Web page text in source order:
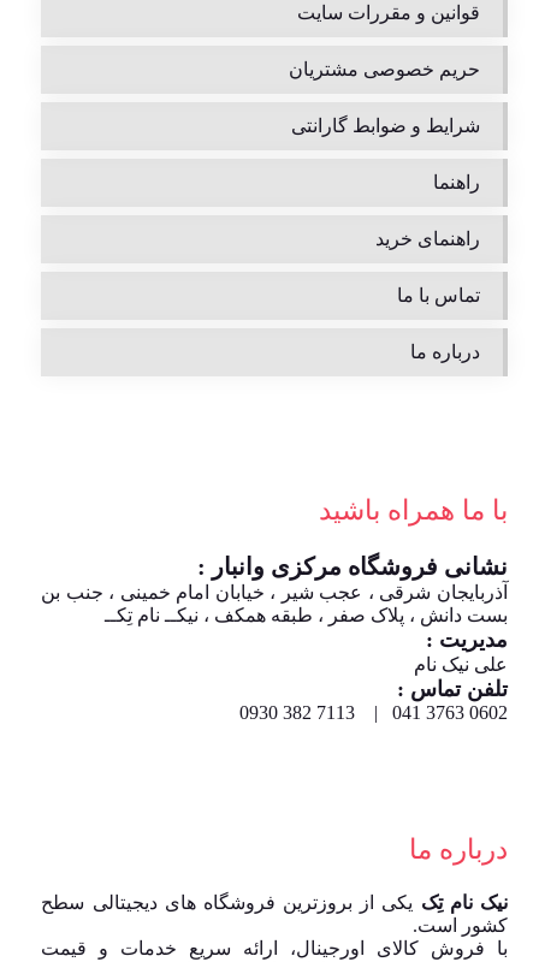
قوانین و مقررات سایت
حریم خصوصی مشتریان
شرایط و ضوابط گارانتی
راهنما
راهنمای خرید
تماس با ما
درباره ما
با ما همراه باشید
نشانی فروشگاه مرکزی وانبار :
آذربایجان شرقی ، عجب شیر ، خیابان امام خمینی ، جنب بن
بست دانش ، پلاک صفر ، طبقه همکف ، نیکــ نام تِکــ
مدیریت :
علی نیک نام
تلفن تماس :
0602 3763 041 | 7113 382 0930
درباره ما
نیک نام تِک یکی از بروزترین فروشگاه های دیجیتالی سطح
کشور است.
با فروش کالای اورجینال، ارائه سریع خدمات و قیمت